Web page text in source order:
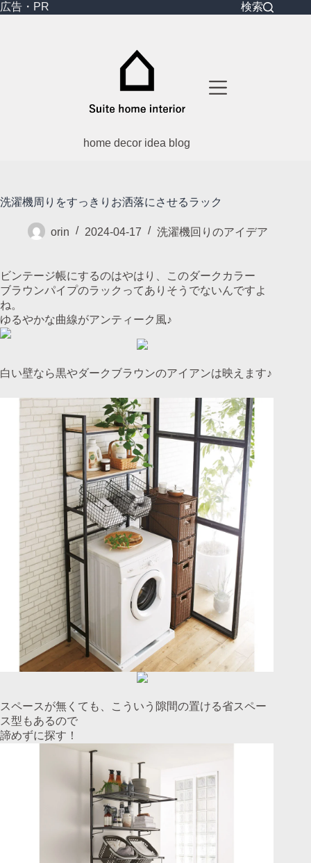
コ
広告・PR 検索
home decor idea blog
洗濯機周りをすっきりお洒落にさせるラック
orin 2024-04-17 洗濯機回りのアイデア
ビンテージ帳にするのはやはり、このダークカラー
ブラウンパイプのラックってありそうでないんですよ
ね。
ゆるやかな曲線がアンティーク風♪
白い壁なら黒やダークブラウンのアイアンは映えます♪
スペースが無くても、こういう隙間の置ける省スペー
ス型もあるので
諦めずに探す！